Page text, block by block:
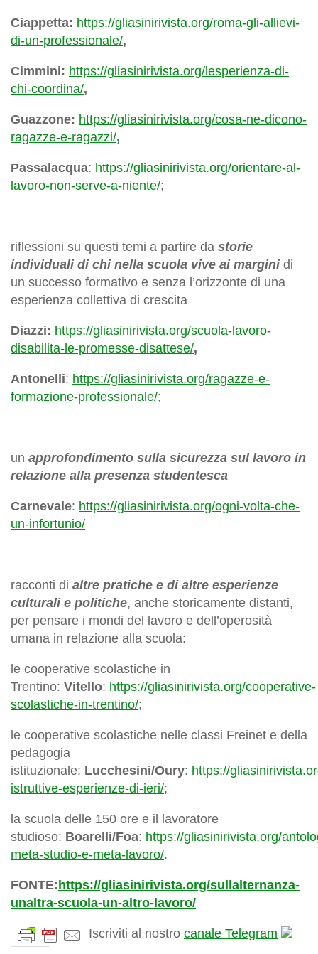
Ciappetta: https://gliasinirivista.org/roma-gli-allievi-
di-un-professionale/,
Cimmini: https://gliasinirivista.org/lesperienza-di-
chi-coordina/,
Guazzone: https://gliasinirivista.org/cosa-ne-dicono-
ragazze-e-ragazzi/,
Passalacqua: https://gliasinirivista.org/orientare-al-
lavoro-non-serve-a-niente/;
riflessioni su questi temi a partire da storie
individuali di chi nella scuola vive ai marginidi
un successo formativo e senza l’orizzonte di una
esperienza collettiva di crescita
Diazzi: https://gliasinirivista.org/scuola-lavoro-
disabilita-le-promesse-disattese/,
Antonelli: https://gliasinirivista.org/ragazze-e-
formazione-professionale/;
un approfondimento sulla sicurezza sul lavoro in
relazione alla presenza studentesca
Carnevale: https://gliasinirivista.org/ogni-volta-che-
un-infortunio/
racconti di altre pratiche e di altre esperienze
culturali e politiche, anche storicamente distanti,
per pensare i mondi del lavoro e dell’operosità
umana in relazione alla scuola:
le cooperative scolastiche in
Trentino: Vitello: https://gliasinirivista.org/cooperative-
scolastiche-in-trentino/;
le cooperative scolastiche nelle classi Freinet e della
pedagogia
istituzionale: Lucchesini/Oury: https://
istruttive-esperienze-di-ieri/;
la scuola delle 150 ore e il lavoratore
studioso: Boarelli/Foa: https://gliasinirivista.org/
meta-studio-e-meta-lavoro/.
FONTE:https://gliasinirivista.org/sullalternanza-
unaltra-scuola-un-altro-lavoro/
Iscriviti al nostro canale Telegram